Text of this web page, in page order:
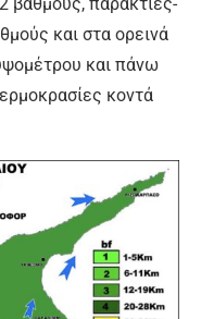
και στα ορεινά
και πάνω
κοντά